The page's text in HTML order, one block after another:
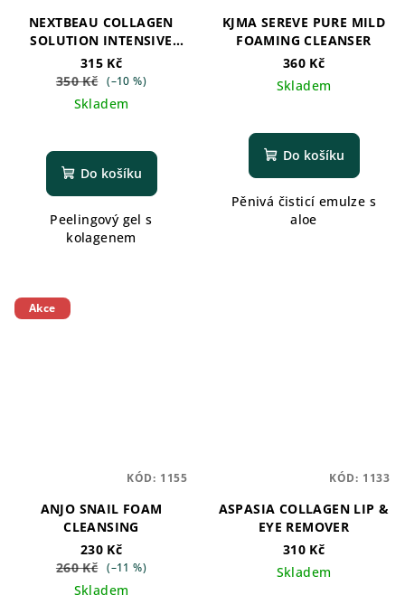
NEXTBEAU COLLAGEN
SOLUTION INTENSIVE
PEELING GEL
315 Kč
350 Kč (–10 %)
Skladem
Do košíku
Peelingový gel s
kolagenem
KJMA SEREVE PURE MILD
FOAMING CLEANSER
360 Kč
Skladem
Do košíku
Pěnivá čisticí emulze s
aloe
Akce
ANJO SNAIL FOAM
CLEANSING
230 Kč
260 Kč (–11 %)
Skladem
KÓD: 1155
ASPASIA COLLAGEN LIP &
EYE REMOVER
310 Kč
Skladem
KÓD: 1133